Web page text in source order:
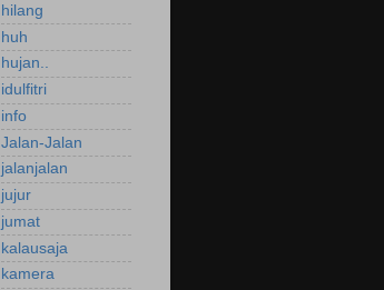
hilang
huh
hujan..
idulfitri
info
Jalan-Jalan
jalanjalan
jujur
jumat
kalausaja
kamera